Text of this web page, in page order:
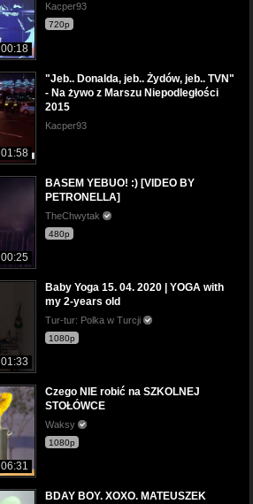
00:18
Kacper93
720p
01:58
"Jeb.. Donalda, jeb.. Żydów, jeb.. TVN"
- Na żywo z Marszu Niepodległości
2015
Kacper93
00:25
BASEM YEBUO! :) [VIDEO BY
PETRONELLA]
TheChwytak
480p
01:33
Baby Yoga 15. 04. 2020 | YOGA with
my 2-years old
Tur-tur: Polka w Turcji
1080p
06:31
Czego NIE robić na SZKOLNEJ
STOŁÓWCE
Waksy
1080p
BDAY BOY. XOXO. MATEUSZEK